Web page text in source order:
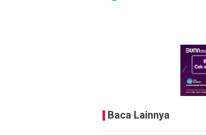
Baca Lainnya